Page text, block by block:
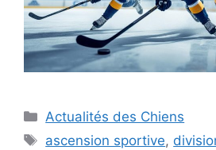
Catégories
Actualités des Chiens
Étiquettes
ascension sportive,